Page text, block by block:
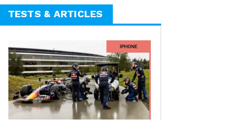
TESTS & ARTICLES